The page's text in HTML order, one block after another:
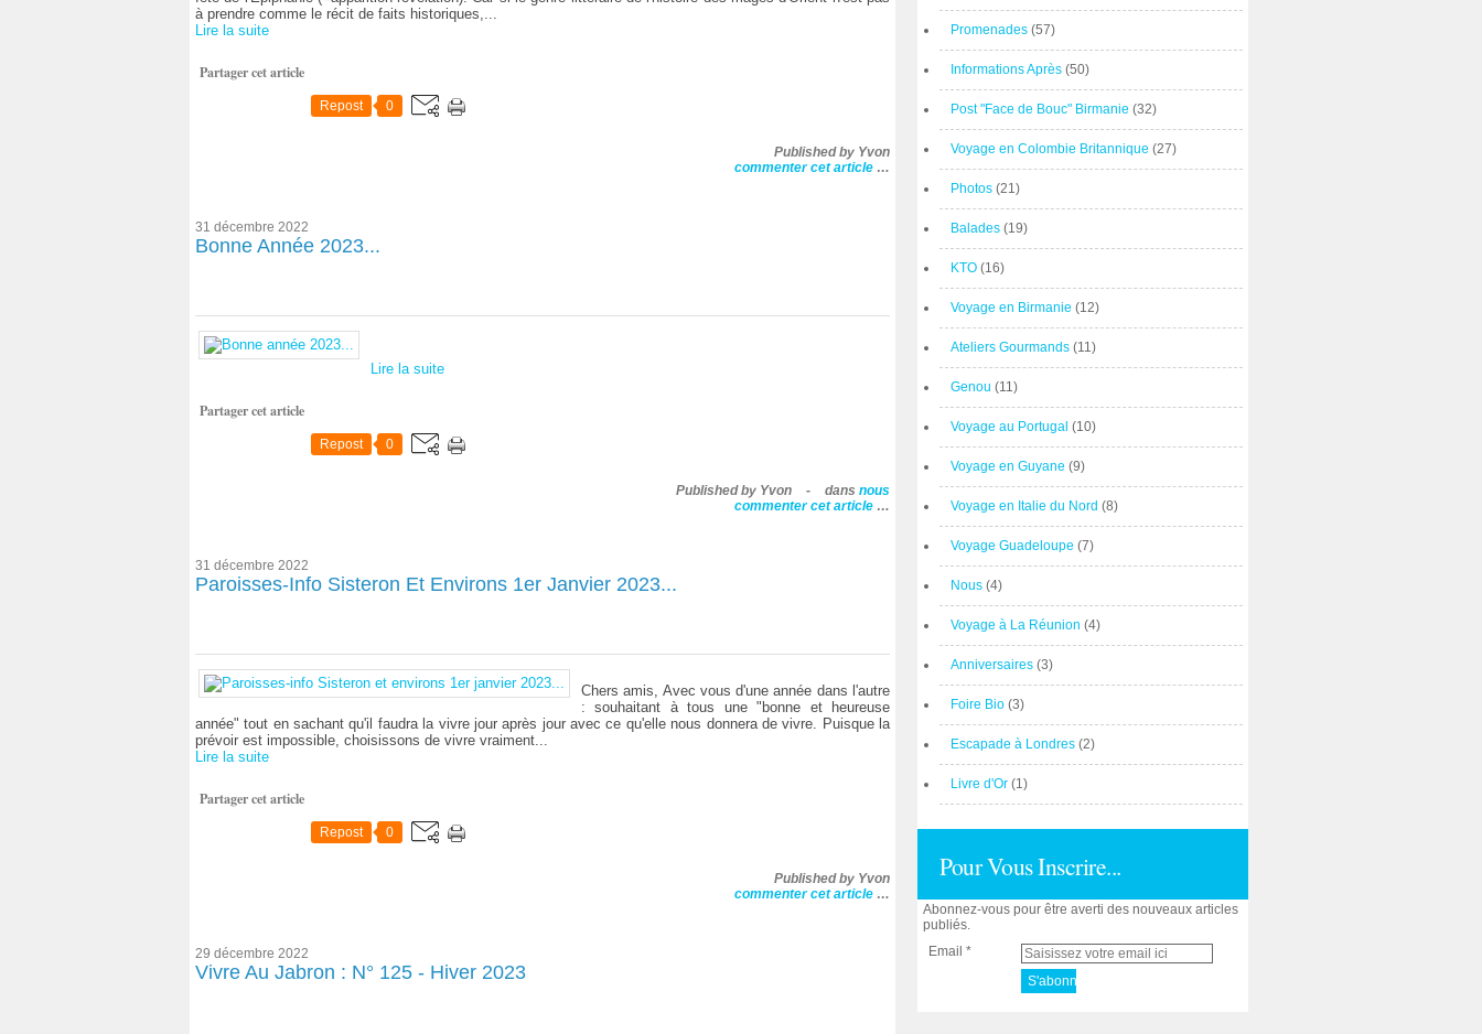
à prendre comme le récit de faits historiques,...
Lire la suite
Partager cet article
Repost 0
Published by Yvon
commenter cet article …
31 décembre 2022
Bonne Année 2023...
Lire la suite
Partager cet article
Repost 0
Published by Yvon - dans nous
commenter cet article …
31 décembre 2022
Paroisses-Info Sisteron Et Environs 1er Janvier 2023...
Chers amis, Avec vous d'une année dans l'autre
: souhaitant à tous une "bonne et heureuse
année" tout en sachant qu'il faudra la vivre jour après jour avec ce qu'elle nous donnera de vivre. Puisque la
prévoir est impossible, choisissons de vivre vraiment...
Lire la suite
Partager cet article
Repost 0
Published by Yvon
commenter cet article …
29 décembre 2022
Vivre Au Jabron : N° 125 - Hiver 2023
Promenades (57)
Informations Après (50)
Post "Face de Bouc" Birmanie (32)
Voyage en Colombie Britannique (27)
Photos (21)
Balades (19)
KTO (16)
Voyage en Birmanie (12)
Ateliers Gourmands (11)
Genou (11)
Voyage au Portugal (10)
Voyage en Guyane (9)
Voyage en Italie du Nord (8)
Voyage Guadeloupe (7)
Nous (4)
Voyage à La Réunion (4)
Anniversaires (3)
Foire Bio (3)
Escapade à Londres (2)
Livre d'Or (1)
Pour Vous Inscrire...
Abonnez-vous pour être averti des nouveaux articles
publiés.
Email